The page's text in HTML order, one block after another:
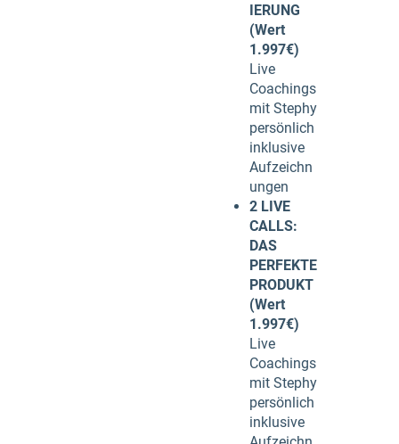
IERUNG
(Wert
1.997€)
Live
Coachings
mit Stephy
persönlich
inklusive
Aufzeichn
ungen
2 LIVE
CALLS:
DAS
PERFEKTE
PRODUKT
(Wert
1.997€)
Live
Coachings
mit Stephy
persönlich
inklusive